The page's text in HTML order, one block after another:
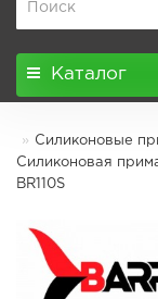
Каталог
Силиконовые
Силиконовая
BR110S